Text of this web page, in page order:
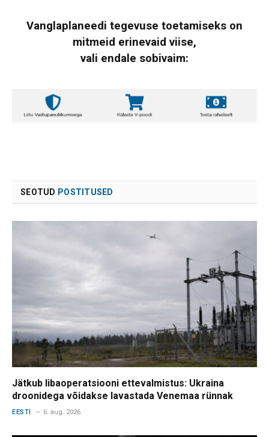
Vanglaplaneedi tegevuse toetamiseks on
mitmeid erinevaid viise,
vali endale sobivaim:
SEOTUD POSTITUSED
Jätkub libaoperatsiooni ettevalmistus: Ukraina
droonidega võidakse lavastada Venemaa rünnak
EESTI 6. aug. 2026